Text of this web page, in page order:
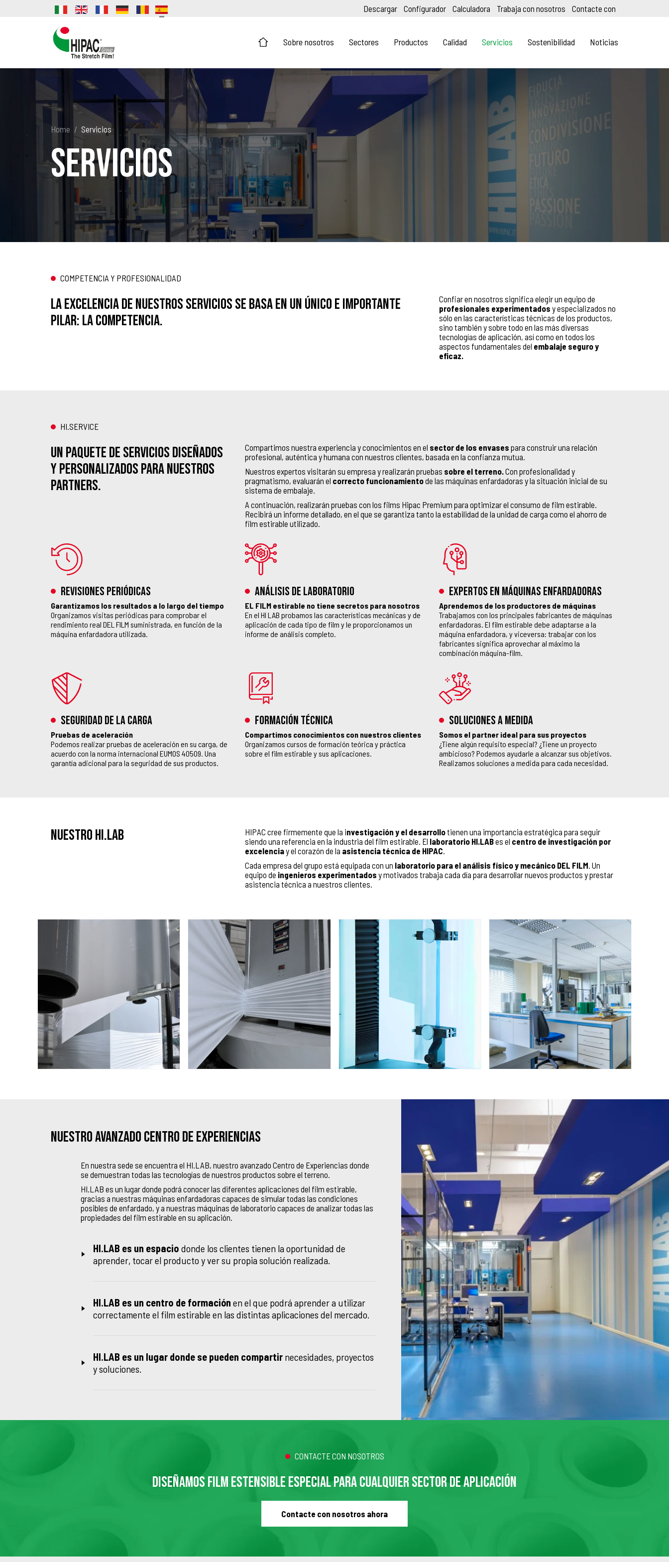
Descargar Configurador Calculadora Trabaja con nosotros Contacte con
Sobre nosotros Sectores Productos Calidad Servicios Sostenibilidad Noticias
Home Servicios
Servicios
COMPETENCIA Y PROFESIONALIDAD
La excelencia de nuestros servicios se basa en un único e importante
pilar: la competencia.
Confiar en nosotros significa elegir un equipo de
profesionales experimentados y especializados no
sólo en las características técnicas de los productos,
sino también y sobre todo en las más diversas
tecnologías de aplicación, así como en todos los
aspectos fundamentales del embalaje seguro y
eficaz.
HI.SERVICE
Un paquete de servicios diseñados
y personalizados para nuestros
partners.
Compartimos nuestra experiencia y conocimientos en el sector de los envases para construir una relación
profesional, auténtica y humana con nuestros clientes, basada en la confianza mutua.
Nuestros expertos visitarán su empresa y realizarán pruebas sobre el terreno.Con profesionalidad y
pragmatismo, evaluarán el correcto funcionamientode las máquinas enfardadoras y la situación inicial de su
sistema de embalaje.
A continuación, realizarán pruebas con los films Hipac Premium para optimizar el consumo de film estirable.
Recibirá un informe detallado, en el que se garantiza tanto la estabilidad de la unidad de carga como el ahorro de
film estirable utilizado.
Revisiones periódicas
Garantizamos los resultados a lo largo del tiempo
Organizamos visitas periódicas para comprobar el
rendimiento real DEL FILM suministrada, en función de la
máquina enfardadora utilizada.
ANÁLISIS DE LABORATORIO
EL FILM estirable no tiene secretos para nosotros
En el HI LAB probamos las características mecánicas y de
aplicación de cada tipo de film y le proporcionamos un
informe de análisis completo.
EXPERTOS EN MÁQUINAS ENFARDADORAS
Aprendemos de los productores de máquinas
Trabajamos con los principales fabricantes de máquinas
enfardadoras. El film estirable debe adaptarse a la
máquina enfardadora, y viceversa: trabajar con los
fabricantes significa aprovechar al máximo la
combinación máquina-film.
SEGURIDAD DE LA CARGA
Pruebas de aceleración
Podemos realizar pruebas de aceleración en su carga, de
acuerdo con la norma internacional EUMOS 40509. Una
garantía adicional para la seguridad de sus productos.
FORMACIÓN TÉCNICA
Compartimos conocimientos con nuestros clientes
Organizamos cursos de formación teórica y práctica
sobre el film estirable y sus aplicaciones.
SOLUCIONES A MEDIDA
Somos el partner ideal para sus proyectos
¿Tiene algún requisito especial? ¿Tiene un proyecto
ambicioso? Podemos ayudarle a alcanzar sus objetivos.
Realizamos soluciones a medida para cada necesidad.
Nuestro HI.LAB HIPAC cree firmemente que la investigación y el desarrollotienen una importancia estratégica para seguir
siendo una referencia en la industria del film estirable. El laboratorio HI.LABes el centro de investigación por
excelenciay el corazón de la asistencia técnica de HIPAC.
Cada empresa del grupo está equipada con un laboratorio para el análisis físico y mecánico DEL FILM. Un
equipo de ingenieros experimentados y motivados trabaja cada día para desarrollar nuevos productos y prestar
asistencia técnica a nuestros clientes.
Nuestro avanzado Centro de Experiencias
En nuestra sede se encuentra el HI.LAB, nuestro avanzado Centro de Experiencias donde
se demuestran todas las tecnologías de nuestros productos sobre el terreno.
HI.LAB es un lugar donde podrá conocer las diferentes aplicaciones del film estirable,
gracias a nuestras máquinas enfardadoras capaces de simular todas las condiciones
posibles de enfardado, y a nuestras máquinas de laboratorio capaces de analizar todas las
propiedades del film estirable en su aplicación.
HI.LAB es un espacio donde los clientes tienen la oportunidad de
aprender, tocar el producto y ver su propia solución realizada.
HI.LAB es un centro de formación en el que podrá aprender a utilizar
correctamente el film estirable en las distintas aplicaciones del mercado.
HI.LAB es un lugar donde se pueden compartir necesidades, proyectos
y soluciones.
CONTACTE CON NOSOTROS
DISEÑAMOS FILM ESTENSIBLE ESPECIAL PARA CUALQUIER SECTOR DE APLICACIÓN
Contacte con nosotros ahora